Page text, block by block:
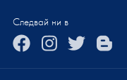
Следвай ни в